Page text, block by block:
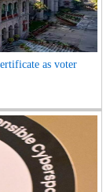
as voter